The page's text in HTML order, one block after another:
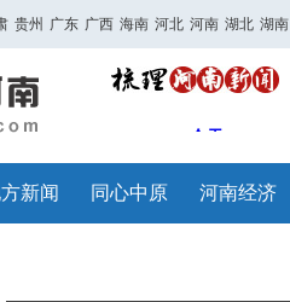
贵州 广东 广西 海南 河北 河南 湖北 湖南
新闻 同心中原 河南经济